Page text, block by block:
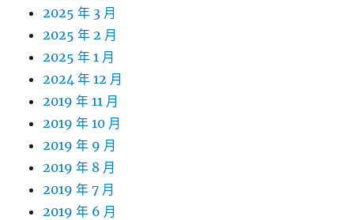
2025 年 3 月
2025 年 2 月
2025 年 1 月
2024 年 12 月
2019 年 11 月
2019 年 10 月
2019 年 9 月
2019 年 8 月
2019 年 7 月
2019 年 6 月